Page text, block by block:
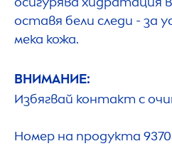
оставя бели следи - за
мека кожа.
ВНИМАНИЕ:
Избягвай контакт с
Номер на продукта